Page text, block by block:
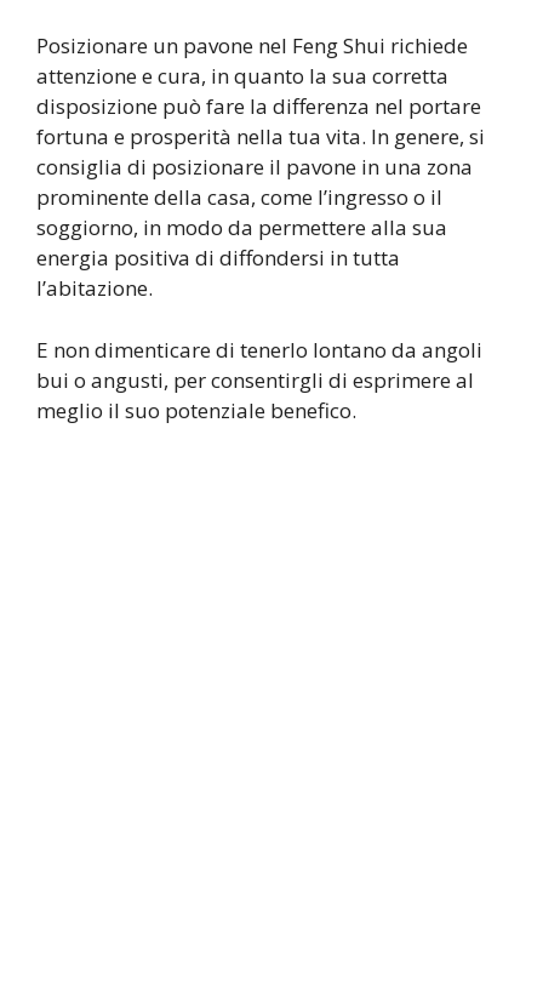
Posizionare un pavone nel Feng Shui richiede
attenzione e cura, in quanto la sua corretta
disposizione può fare la differenza nel portare
fortuna e prosperità nella tua vita. In genere, si
consiglia di posizionare il pavone in una zona
prominente della casa, come l’ingresso o il
soggiorno, in modo da permettere alla sua
energia positiva di diffondersi in tutta
l’abitazione.
E non dimenticare di tenerlo lontano da angoli
bui o angusti, per consentirgli di esprimere al
meglio il suo potenziale benefico.